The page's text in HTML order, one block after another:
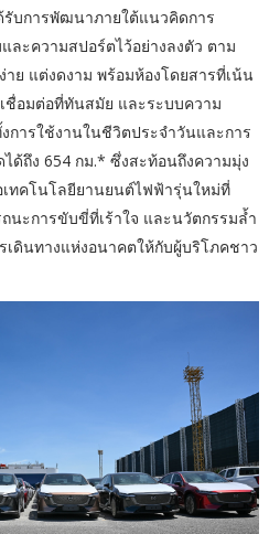
รับการพัฒนาภายใต้แนวคิดการ
ละความสปอร์ตไว้อย่างลงตัว ตาม
ย แต่งดงาม พร้อมห้องโดยสารที่เน้น
ชื่อมต่อที่ทันสมัย และระบบความ
ารใช้งานในชีวิตประจำวันและการ
ด้ถึง 654 กม.* ซึ่งสะท้อนถึงความมุ่ง
ทคโนโลยียานยนต์ไฟฟ้ารุ่นใหม่ที่
นะการขับขี่ที่เร้าใจ และนวัตกรรมล้ำ
ดินทางแห่งอนาคตให้กับผู้บริโภคชาว